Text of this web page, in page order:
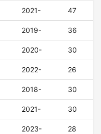
2021- 47
2019- 36
2020- 30
2022- 26
2018- 30
2021- 30
2023- 28